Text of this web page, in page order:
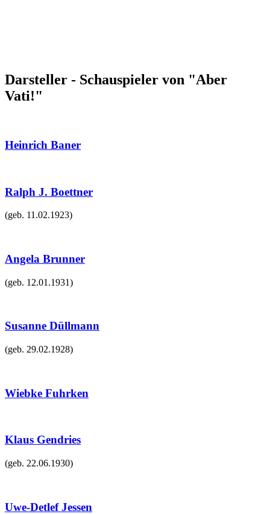
Darsteller - Schauspieler von "Aber
Vati!"
Heinrich Baner
Ralph J. Boettner
(geb. 11.02.1923)
Angela Brunner
(geb. 12.01.1931)
Susanne Düllmann
(geb. 29.02.1928)
Wiebke Fuhrken
Klaus Gendries
(geb. 22.06.1930)
Uwe-Detlef Jessen